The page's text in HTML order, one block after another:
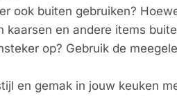
ook buiten gebruiken?
kaarsen en andere items
op? Gebruik de
en gemak in jouw keuken